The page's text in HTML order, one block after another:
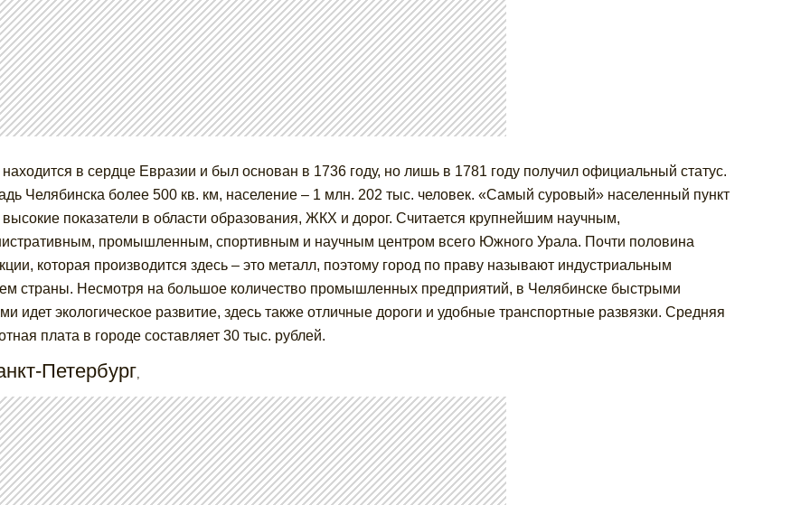
находится в сердце Евразии и был основан в 1736 году, но лишь в 1781 году получил официальный статус.
Челябинска более 500 кв. км, население – 1 млн. 202 тыс. человек. «Самый суровый» населенный пункт
высокие показатели в области образования, ЖКХ и дорог. Считается крупнейшим научным,
промышленным, спортивным и научным центром всего Южного Урала. Почти половина
которая производится здесь – это металл, поэтому город по праву называют индустриальным
страны. Несмотря на большое количество промышленных предприятий, в Челябинске быстрыми
идет экологическое развитие, здесь также отличные дороги и удобные транспортные развязки. Средняя
плата в городе составляет 30 тыс. рублей.
Петербург,